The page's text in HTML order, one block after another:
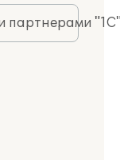
партнерами